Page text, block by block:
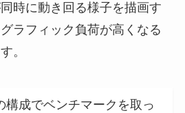
時に動き回る様子を描画す
ラフィック負荷が高くなる
。
構成でベンチマークを取っ